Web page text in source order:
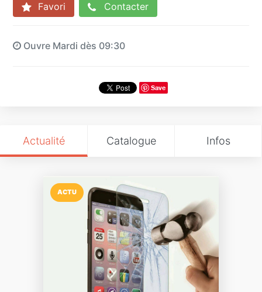
Favori Contacter
Ouvre Mardi dès 09:30
Save
Actualité Catalogue Infos
ACTU